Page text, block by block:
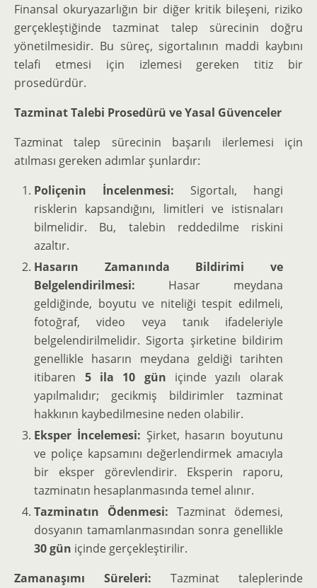
Finansal okuryazarlığın bir diğer kritik bileşeni, riziko
gerçekleştiğinde tazminat talep sürecinin doğru
yönetilmesidir. Bu süreç, sigortalının maddi kaybını
telafi etmesi için izlemesi gereken titiz bir
prosedürdür.
Tazminat Talebi Prosedürü ve Yasal Güvenceler
Tazminat talep sürecinin başarılı ilerlemesi için
atılması gereken adımlar şunlardır:
Poliçenin İncelenmesi: Sigortalı, hangi
risklerin kapsandığını, limitleri ve istisnaları
bilmelidir. Bu, talebin reddedilme riskini
azaltır.
Hasarın Zamanında Bildirimi ve
Belgelendirilmesi: Hasar meydana
geldiğinde, boyutu ve niteliği tespit edilmeli,
fotoğraf, video veya tanık ifadeleriyle
belgelendirilmelidir. Sigorta şirketine bildirim
genellikle hasarın meydana geldiği tarihten
itibaren 5 ila 10 gün içinde yazılı olarak
yapılmalıdır; gecikmiş bildirimler tazminat
hakkının kaybedilmesine neden olabilir.
Eksper İncelemesi: Şirket, hasarın boyutunu
ve poliçe kapsamını değerlendirmek amacıyla
bir eksper görevlendirir. Eksperin raporu,
tazminatın hesaplanmasında temel alınır.
Tazminatın Ödenmesi: Tazminat ödemesi,
dosyanın tamamlanmasından sonra genellikle
30 gün içinde gerçekleştirilir.
Zamanaşımı Süreleri: Tazminat taleplerinde